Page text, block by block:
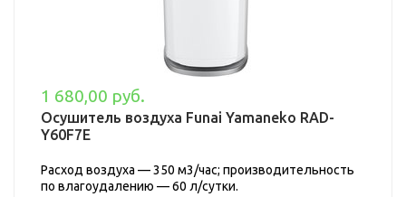
1 680,00 руб.
Осушитель воздуха Funai Yamaneko RAD-
Y60F7E
Расход воздуха — 350 м3/час; производительность
по влагоудалению — 60 л/сутки.